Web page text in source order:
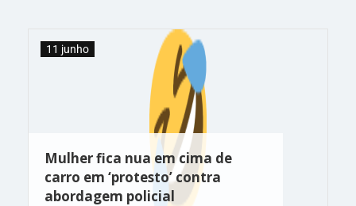
Mulher fica nua em cima de
carro em ‘protesto’ contra
abordagem policial
11 junho